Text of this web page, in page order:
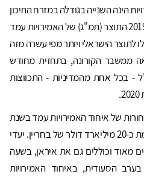
הינה השנייה בגודלה במזרח התיכון
אחרי זו של ערב הסעודית. בשנת 2019 התוצר (תמ"ג) של האמירויות עמד
לתוצר הישראלי ויותר מפי עשרה מזה
כתוצאה ממשבר הקורונה, בתחזית מחודש
- בכל אחת מהמדיניות - התכווצות
של איחוד האמירויות עמד בשנת
2018 על 345 מיליארד דולר, לעומת כ-20 מיליארד דולר של בחריין. יעדי
מאוד וכוללים גם את איראן, בשעה
הסעודית, באיחוד האמירויות